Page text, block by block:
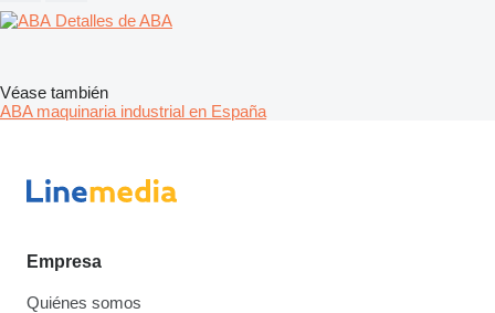
Detalles de ABA
Véase también
ABA maquinaria industrial en España
Empresa
Quiénes somos